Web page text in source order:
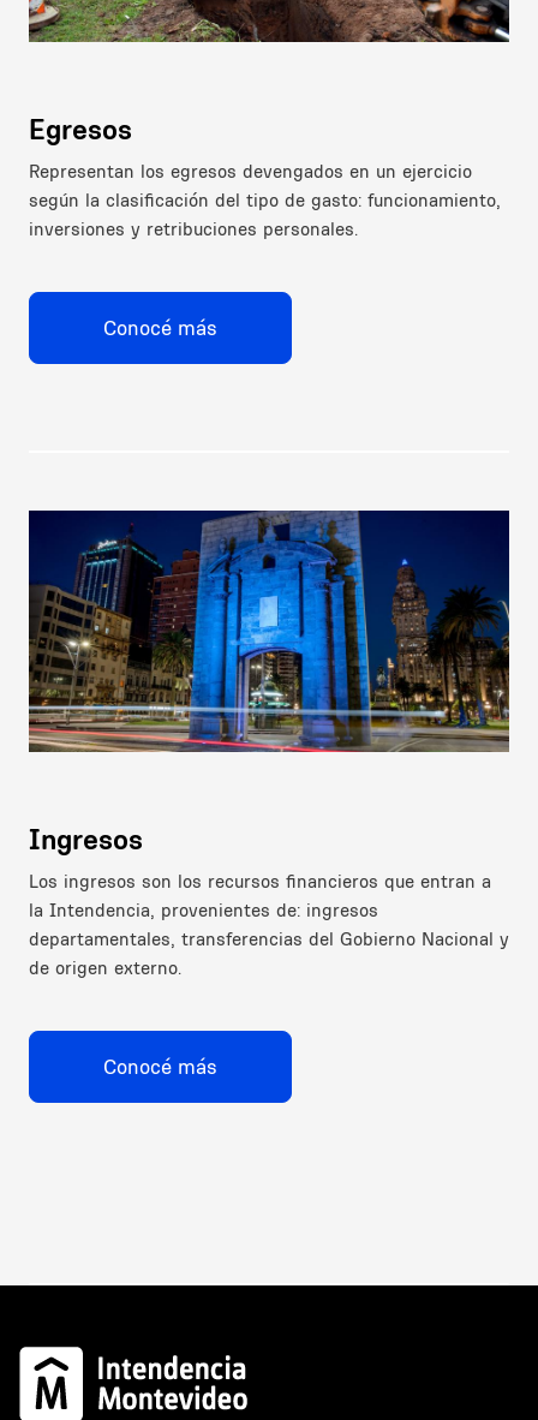
Egresos
Representan los egresos devengados en un ejercicio
según la clasificación del tipo de gasto: funcionamiento,
inversiones y retribuciones personales.
Conocé más
Ingresos
Los ingresos son los recursos financieros que entran a
la Intendencia, provenientes de: ingresos
departamentales, transferencias del Gobierno Nacional y
de origen externo.
Conocé más